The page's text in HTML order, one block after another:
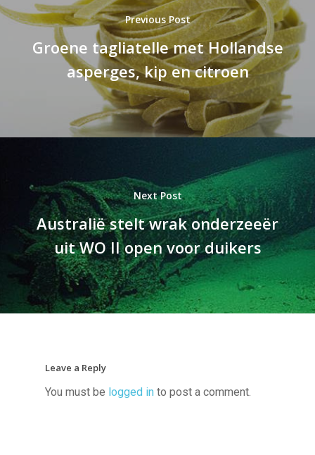
Previous Post
Groene tagliatelle met Hollandse
asperges, kip en citroen
Next Post
Australië stelt wrak onderzeeër
uit WO II open voor duikers
Leave a Reply
You must be logged in to post a comment.